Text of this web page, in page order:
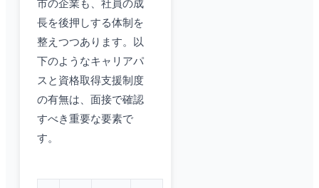
市の企業も、社員の成
長を後押しする体制を
整えつつあります。以
下のようなキャリアパ
スと資格取得支援制度
の有無は、面接で確認
すべき重要な要素で
す。